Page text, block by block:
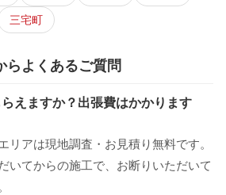
三宅町
らよくあるご質問
えますか？出張費はかかります
リアは現地調査・お見積り無料です。
いてからの施工で、お断りいただいて